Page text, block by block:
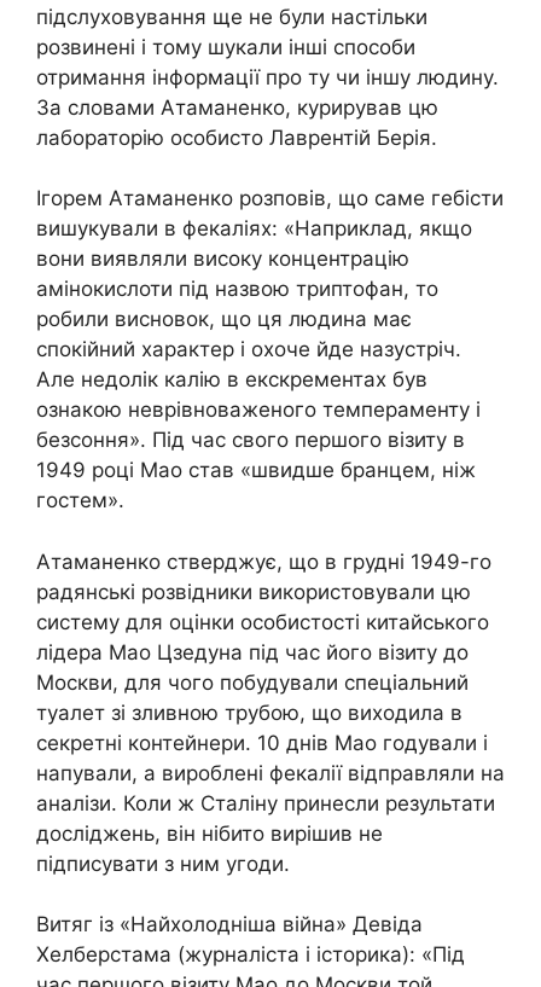
підслуховування ще не були настільки
розвинені і тому шукали інші способи
отримання інформації про ту чи іншу людину.
За словами Атаманенко, курирував цю
лабораторію особисто Лаврентій Берія.
Ігорем Атаманенко розповів, що саме гебісти
вишукували в фекаліях: «Наприклад, якщо
вони виявляли високу концентрацію
амінокислоти під назвою триптофан, то
робили висновок, що ця людина має
спокійний характер і охоче йде назустріч.
Але недолік калію в екскрементах був
ознакою неврівноваженого темпераменту і
безсоння». Під час свого першого візиту в
1949 році Мао став «швидше бранцем, ніж
гостем».
Атаманенко стверджує, що в грудні 1949-го
радянські розвідники використовували цю
систему для оцінки особистості китайського
лідера Мао Цзедуна під час його візиту до
Москви, для чого побудували спеціальний
туалет зі зливною трубою, що виходила в
секретні контейнери. 10 днів Мао годували і
напували, а вироблені фекалії відправляли на
аналізи. Коли ж Сталіну принесли результати
досліджень, він нібито вирішив не
підписувати з ним угоди.
Витяг із «Найхолодніша війна» Девіда
Хелберстама (журналіста і історика): «Під